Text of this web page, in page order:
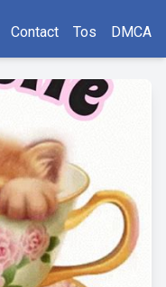
Contact Tos DMCA